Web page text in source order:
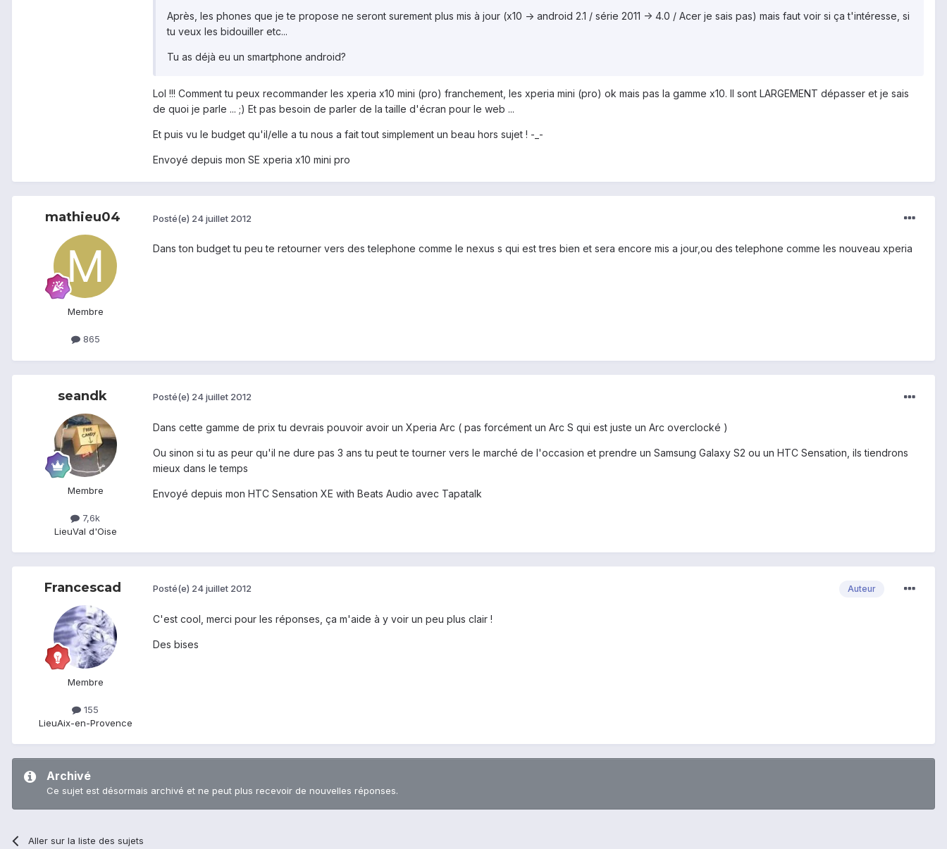
Après, les phones que je te propose ne seront surement plus mis à jour (x10 -> android 2.1 / série 2011 -> 4.0 / Acer je sais pas) mais faut voir si ça t'intéresse, si
tu veux les bidouiller etc...
Tu as déjà eu un smartphone android?
Lol !!! Comment tu peux recommander les xperia x10 mini (pro) franchement, les xperia mini (pro) ok mais pas la gamme x10. Il sont LARGEMENT dépasser et je sais
de quoi je parle ... ;) Et pas besoin de parler de la taille d'écran pour le web ...
Et puis vu le budget qu'il/elle a tu nous a fait tout simplement un beau hors sujet ! -_-
Envoyé depuis mon SE xperia x10 mini pro
mathieu04
Membre
865
Posté(e) 24 juillet 2012
Dans ton budget tu peu te retourner vers des telephone comme le nexus s qui est tres bien et sera encore mis a jour,ou des telephone comme les nouveau xperia
seandk
Membre
7,6k
LieuVal d'Oise
Posté(e) 24 juillet 2012
Dans cette gamme de prix tu devrais pouvoir avoir un Xperia Arc ( pas forcément un Arc S qui est juste un Arc overclocké )
Ou sinon si tu as peur qu'il ne dure pas 3 ans tu peut te tourner vers le marché de l'occasion et prendre un Samsung Galaxy S2 ou un HTC Sensation, ils tiendrons
mieux dans le temps
Envoyé depuis mon HTC Sensation XE with Beats Audio avec Tapatalk
Francescad
Membre
155
LieuAix-en-Provence
Auteur
Posté(e) 24 juillet 2012
C'est cool, merci pour les réponses, ça m'aide à y voir un peu plus clair !
Des bises
Archivé
Ce sujet est désormais archivé et ne peut plus recevoir de nouvelles réponses.
Aller sur la liste des sujets